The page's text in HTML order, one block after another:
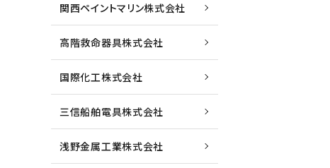
関西ペイントマリン株式会社
高階救命器具株式会社
国際化工株式会社
三信船舶電具株式会社
浅野金属工業株式会社